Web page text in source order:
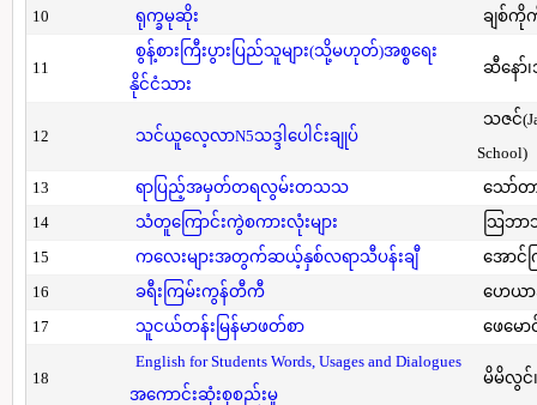
10
ရုက္ခမုဆိုး ချစ်ကို
11
စွန့်စားကြီးပွားပြည်သူများ(သို့မဟုတ်)အစ္စရေး
နိုင်ငံသား
ဆီနော်၊
12 သင်ယူလေ့လာN5သဒ္ဒါပေါင်းချုပ်
သဇင်
School)
13
ရာပြည့်အမှတ်တရလွမ်းတသသ
သော်တ
14
သံတူကြောင်းကွဲစကားလုံးများ
သြဘာ
15
ကလေးများအတွက်ဆယ့်နှစ်လရာသီပန်းချီ
အောင်
16
ခရီးကြမ်းကွန်တီကီ
ဟေယာ
17
သူငယ်တန်းမြန်မာဖတ်စာ ဖေမော
18
English for Students Words, Usages and Dialogues
အကောင်းဆုံးစုစည်းမှု
မိမိလွင်၊